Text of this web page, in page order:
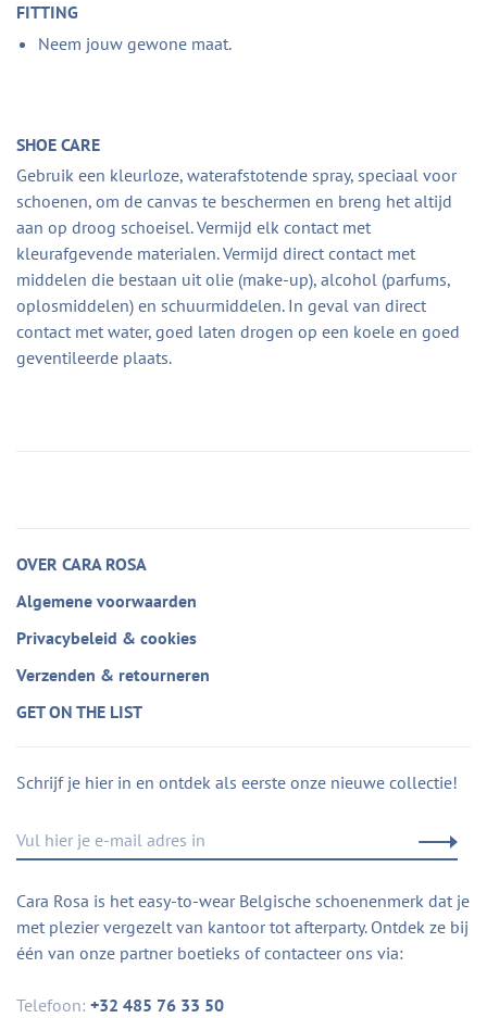
FITTING
Neem jouw gewone maat.
SHOE CARE
Gebruik een kleurloze, waterafstotende spray, speciaal voor
schoenen, om de canvas te beschermen en breng het altijd
aan op droog schoeisel. Vermijd elk contact met
kleurafgevende materialen. Vermijd direct contact met
middelen die bestaan uit olie (make-up), alcohol (parfums,
oplosmiddelen) en schuurmiddelen. In geval van direct
contact met water, goed laten drogen op een koele en goed
geventileerde plaats.
OVER CARA ROSA
Algemene voorwaarden
Privacybeleid & cookies
Verzenden & retourneren
GET ON THE LIST
Schrijf je hier in en ontdek als eerste onze nieuwe collectie!
Cara Rosa is het easy-to-wear Belgische schoenenmerk dat je
met plezier vergezelt van kantoor tot afterparty. Ontdek ze bij
één van onze partner boetieks of contacteer ons via:
Telefoon: +32 485 76 33 50